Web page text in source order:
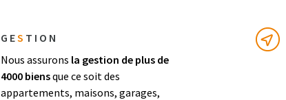
GES TION
Nous assurons la gestion de plus de
4000 biensque ce soit des
appartements, maisons, garages,